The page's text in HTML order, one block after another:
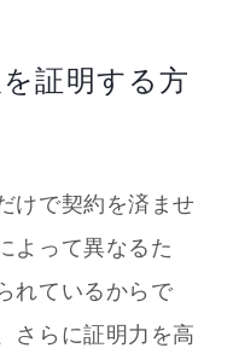
証明する方
けで契約を済ませ
よって異なるた
れているからで
さらに証明力を高